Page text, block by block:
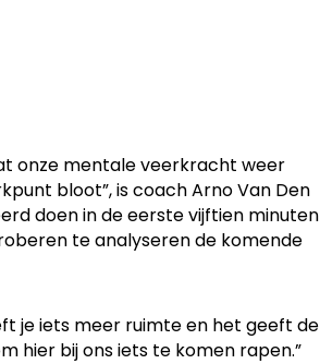
onze mentale veerkracht weer
bloot”, is coach Arno Van Den
doen in de eerste vijftien minuten
te analyseren de komende
je iets meer ruimte en het geeft de
hier bij ons iets te komen rapen.”